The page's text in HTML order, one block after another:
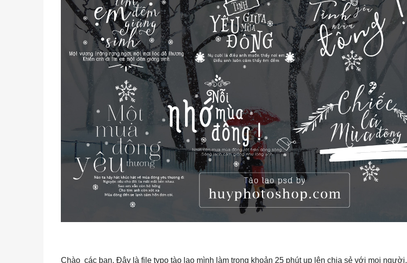
Chào các bạn. Đây là file typo tào lao mình làm trong khoản 25 phút up lên chia sẻ với mọi người.